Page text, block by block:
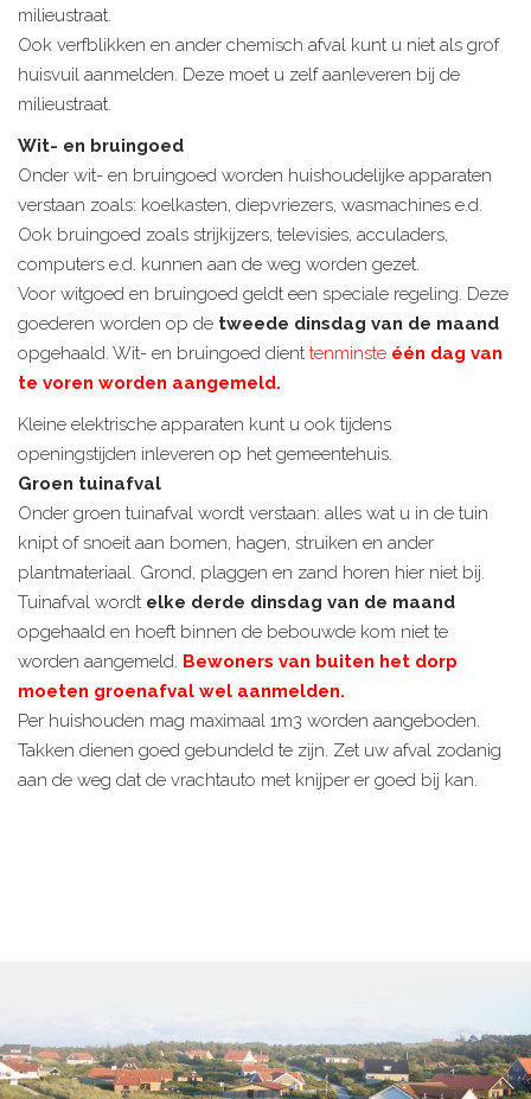
milieustraat.
Ook verfblikken en ander chemisch afval kunt u niet als grof
huisvuil aanmelden. Deze moet u zelf aanleveren bij de
milieustraat.
Wit- en bruingoed
Onder wit- en bruingoed worden huishoudelijke apparaten
verstaan zoals: koelkasten, diepvriezers, wasmachines e.d.
Ook bruingoed zoals strijkijzers, televisies, acculaders,
computers e.d. kunnen aan de weg worden gezet.
Voor witgoed en bruingoed geldt een speciale regeling. Deze
goederen worden op de tweede dinsdag van de maand
opgehaald. Wit- en bruingoed dient tenminste één dag van
te voren worden aangemeld.
Kleine elektrische apparaten kunt u ook tijdens
openingstijden inleveren op het gemeentehuis.
Groen tuinafval
Onder groen tuinafval wordt verstaan: alles wat u in de tuin
knipt of snoeit aan bomen, hagen, struiken en ander
plantmateriaal. Grond, plaggen en zand horen hier niet bij.
Tuinafval wordt elke derde dinsdag van de maand
opgehaald en hoeft binnen de bebouwde kom niet te
worden aangemeld. Bewoners van buiten het dorp
moeten groenafval wel aanmelden.
Per huishouden mag maximaal 1m3 worden aangeboden.
Takken dienen goed gebundeld te zijn. Zet uw afval zodanig
aan de weg dat de vrachtauto met knijper er goed bij kan.